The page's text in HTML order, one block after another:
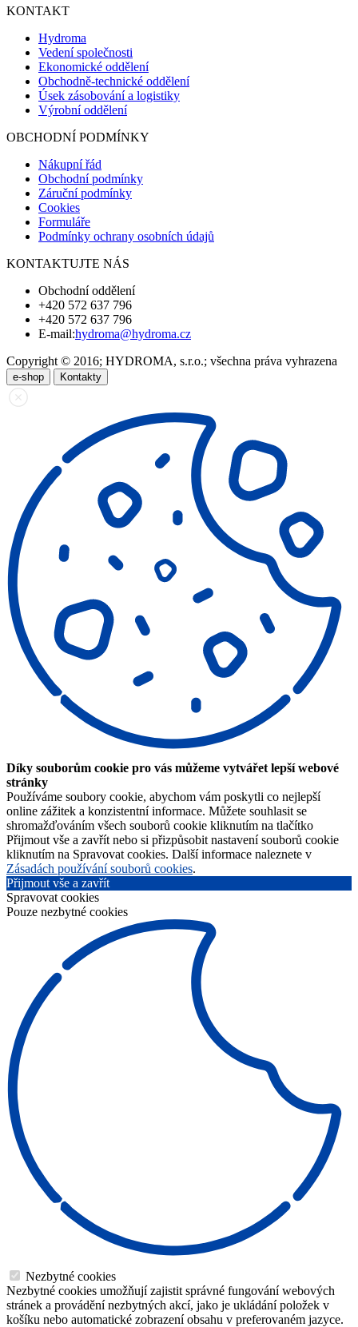
KONTAKT
Hydroma
Vedení společnosti
Ekonomické oddělení
Obchodně-technické oddělení
Úsek zásobování a logistiky
Výrobní oddělení
OBCHODNÍ PODMÍNKY
Nákupní řád
Obchodní podmínky
Záruční podmínky
Cookies
Formuláře
Podmínky ochrany osobních údajů
KONTAKTUJTE NÁS
Obchodní oddělení
+420 572 637 796
+420 572 637 796
E-mail:hydroma@hydroma.cz
Copyright © 2016; HYDROMA, s.r.o.; všechna práva vyhrazena
e-shop Kontakty
Díky souborům cookie pro vás můžeme vytvářet lepší webové
stránky
Používáme soubory cookie, abychom vám poskytli co nejlepší
online zážitek a konzistentní informace. Můžete souhlasit se
shromažďováním všech souborů cookie kliknutím na tlačítko
Přijmout vše a zavřít nebo si přizpůsobit nastavení souborů cookie
kliknutím na Spravovat cookies. Další informace naleznete v
Zásadách používání souborů cookies.
Přijmout vše a zavřít
Spravovat cookies
Pouze nezbytné cookies
Nezbytné cookies
Nezbytné cookies umožňují zajistit správné fungování webových
stránek a provádění nezbytných akcí, jako je ukládání položek v
košíku nebo automatické zobrazení obsahu v preferovaném jazyce.